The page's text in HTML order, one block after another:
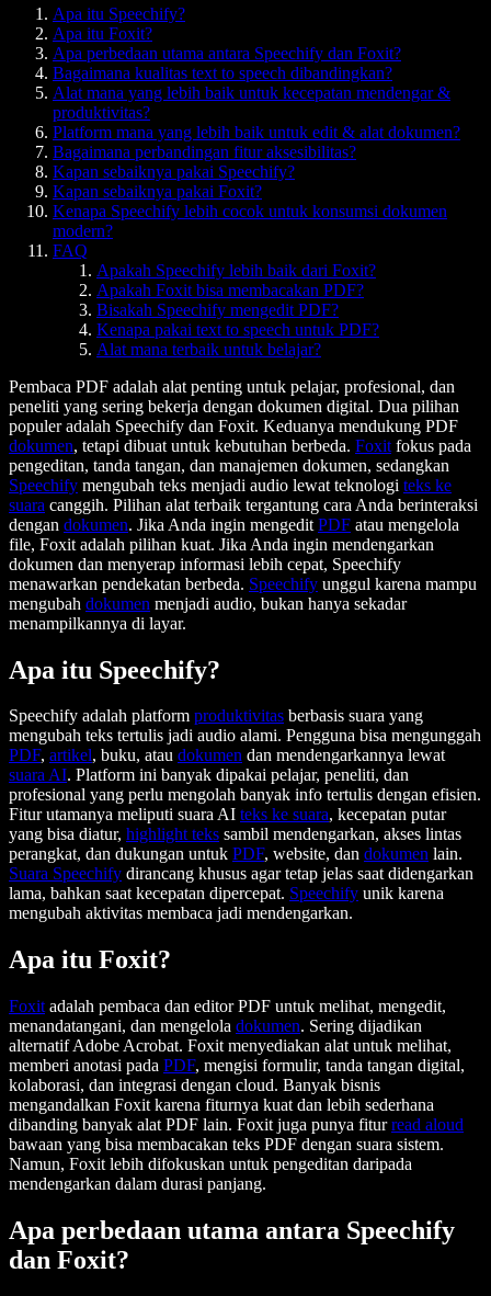
Apa itu Speechify?
Apa itu Foxit?
Apa perbedaan utama antara Speechify dan Foxit?
Bagaimana kualitas text to speech dibandingkan?
Alat mana yang lebih baik untuk kecepatan mendengar &
produktivitas?
Platform mana yang lebih baik untuk edit & alat dokumen?
Bagaimana perbandingan fitur aksesibilitas?
Kapan sebaiknya pakai Speechify?
Kapan sebaiknya pakai Foxit?
Kenapa Speechify lebih cocok untuk konsumsi dokumen
modern?
FAQ
Apakah Speechify lebih baik dari Foxit?
Apakah Foxit bisa membacakan PDF?
Bisakah Speechify mengedit PDF?
Kenapa pakai text to speech untuk PDF?
Alat mana terbaik untuk belajar?
Pembaca PDF adalah alat penting untuk pelajar, profesional, dan
peneliti yang sering bekerja dengan dokumen digital. Dua pilihan
populer adalah Speechify dan Foxit. Keduanya mendukung PDF
dokumen, tetapi dibuat untuk kebutuhan berbeda. Foxit fokus pada
pengeditan, tanda tangan, dan manajemen dokumen, sedangkan
Speechify mengubah teks menjadi audio lewat teknologi teks ke
suara canggih. Pilihan alat terbaik tergantung cara Anda berinteraksi
dengan dokumen. Jika Anda ingin mengedit PDF atau mengelola
file, Foxit adalah pilihan kuat. Jika Anda ingin mendengarkan
dokumen dan menyerap informasi lebih cepat, Speechify
menawarkan pendekatan berbeda. Speechify unggul karena mampu
mengubah dokumen menjadi audio, bukan hanya sekadar
menampilkannya di layar.
Apa itu Speechify?
Speechify adalah platform produktivitas berbasis suara yang
mengubah teks tertulis jadi audio alami. Pengguna bisa mengunggah
PDF, artikel, buku, atau dokumen dan mendengarkannya lewat
suara AI. Platform ini banyak dipakai pelajar, peneliti, dan
profesional yang perlu mengolah banyak info tertulis dengan efisien.
Fitur utamanya meliputi suara AI teks ke suara, kecepatan putar
yang bisa diatur, highlight teks sambil mendengarkan, akses lintas
perangkat, dan dukungan untuk PDF, website, dan dokumen lain.
Suara Speechify dirancang khusus agar tetap jelas saat didengarkan
lama, bahkan saat kecepatan dipercepat. Speechify unik karena
mengubah aktivitas membaca jadi mendengarkan.
Apa itu Foxit?
Foxit adalah pembaca dan editor PDF untuk melihat, mengedit,
menandatangani, dan mengelola dokumen. Sering dijadikan
alternatif Adobe Acrobat. Foxit menyediakan alat untuk melihat,
memberi anotasi pada PDF, mengisi formulir, tanda tangan digital,
kolaborasi, dan integrasi dengan cloud. Banyak bisnis
mengandalkan Foxit karena fiturnya kuat dan lebih sederhana
dibanding banyak alat PDF lain. Foxit juga punya fiturread aloud
bawaan yang bisa membacakan teks PDF dengan suara sistem.
Namun, Foxit lebih difokuskan untuk pengeditan daripada
mendengarkan dalam durasi panjang.
Apa perbedaan utama antara Speechify
dan Foxit?